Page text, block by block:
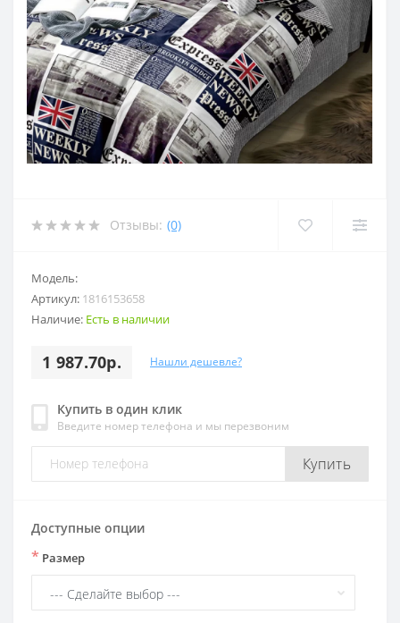
Отзывы: (0)
Модель:
Артикул: 1816153658
Наличие: Есть в наличии
1 987.70р. Нашли дешевле?
Купить в один клик
Введите номер телефона и мы перезвоним
Купить
Доступные опции
* Размер